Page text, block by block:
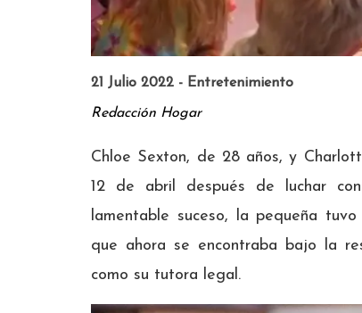
21 Julio 2022 - Entretenimiento
Redacción Hogar
Chloe Sexton, de 28 años, y
12 de abril después de luchar
lamentable suceso, la pequeña
que ahora se encontraba bajo la
como su tutora legal.